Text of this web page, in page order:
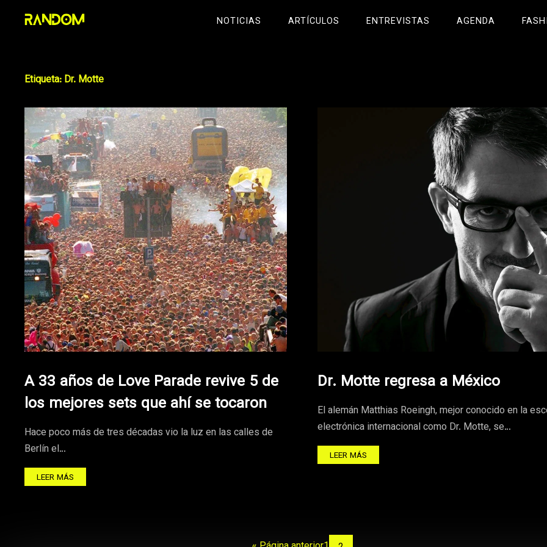
NOTICIAS ARTÍCULOS ENTREVISTAS AGENDA
Etiqueta: Dr. Motte
A 33 años de Love Parade revive 5 de
los mejores sets que ahí se tocaron
Hace poco más de tres décadas vio la luz en las calles de
Berlín el…
LEER MÁS
Dr. Motte regresa a México
El alemán Matthias Roeingh, mejor conocido en la
electrónica internacional como Dr. Motte, se…
LEER MÁS